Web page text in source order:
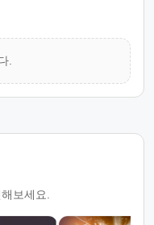
.
보세요.